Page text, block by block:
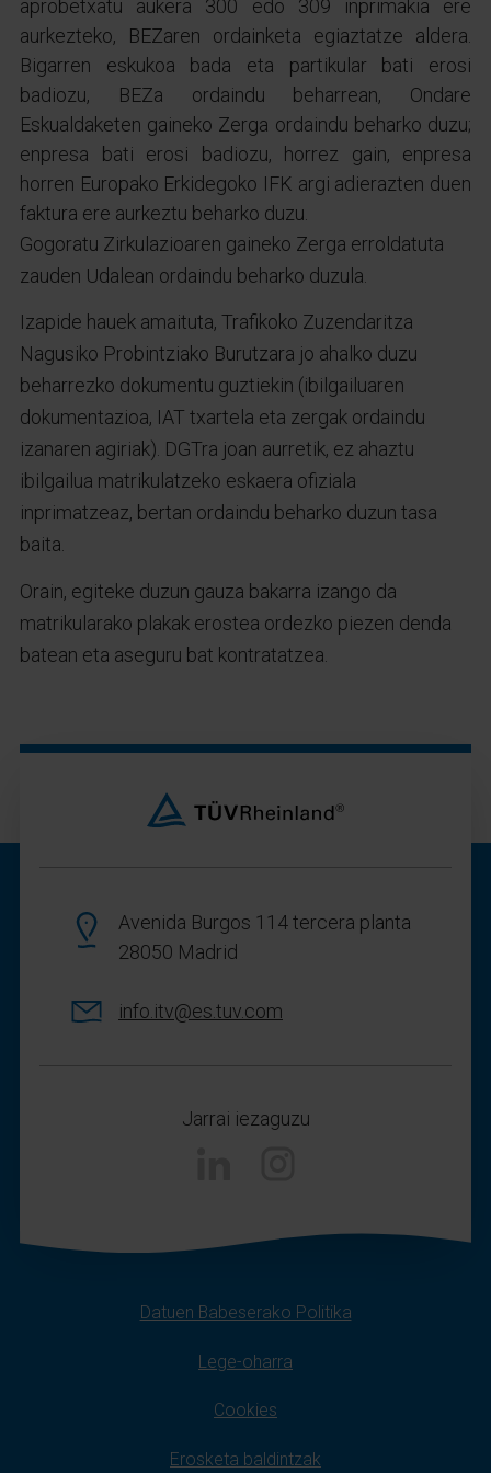
aprobetxatu aukera 300 edo 309 inprimakia ere
aurkezteko, BEZaren ordainketa egiaztatze aldera.
Bigarren eskukoa bada eta partikular bati erosi
badiozu, BEZa ordaindu beharrean, Ondare
Eskualdaketen gaineko Zerga ordaindu beharko duzu;
enpresa bati erosi badiozu, horrez gain, enpresa
horren Europako Erkidegoko IFK argi adierazten duen
faktura ere aurkeztu beharko duzu.
Gogoratu Zirkulazioaren gaineko Zerga erroldatuta
zauden Udalean ordaindu beharko duzula.
Izapide hauek amaituta, Trafikoko Zuzendaritza
Nagusiko Probintziako Burutzara jo ahalko duzu
beharrezko dokumentu guztiekin (ibilgailuaren
dokumentazioa, IAT txartela eta zergak ordaindu
izanaren agiriak). DGTra joan aurretik, ez ahaztu
ibilgailua matrikulatzeko eskaera ofiziala
inprimatzeaz, bertan ordaindu beharko duzun tasa
baita.
Orain, egiteke duzun gauza bakarra izango da
matrikularako plakak erostea ordezko piezen denda
batean eta aseguru bat kontratatzea.
Avenida Burgos 114 tercera planta
28050 Madrid
info.itv@es.tuv.com
Jarrai iezaguzu
Datuen Babeserako Politika
Lege-oharra
Cookies
Erosketa baldintzak